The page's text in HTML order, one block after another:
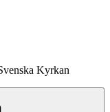
Kyrkan